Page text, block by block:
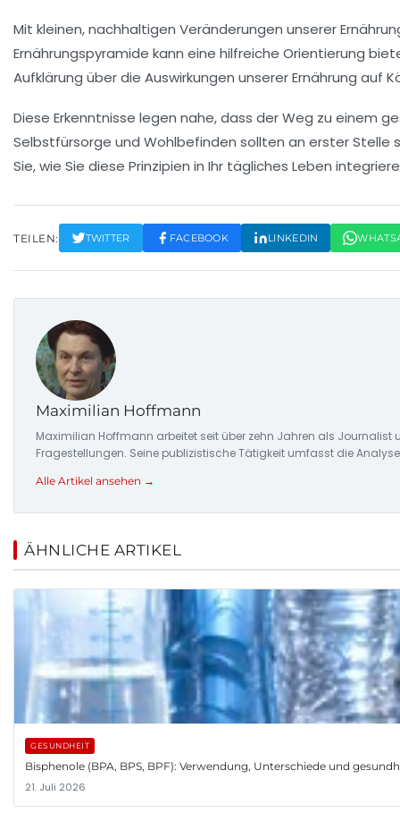
Mit kleinen, nachhaltigen Veränderungen unserer
Ernährungspyramide kann eine hilfreiche Orientierung
Aufklärung über die Auswirkungen unserer Ernährung auf
Diese Erkenntnisse legen nahe, dass der Weg zu einem
Selbstfürsorge und Wohlbefinden sollten an erster Stelle
Sie, wie Sie diese Prinzipien in Ihr tägliches Leben
TEILEN: TWITTER FACEBOOK LINKEDIN
Maximilian Hoffmann
Maximilian Hoffmann arbeitet seit über zehn Jahren als
Fragestellungen. Seine publizistische Tätigkeit umfasst die
Alle Artikel ansehen →
ÄHNLICHE ARTIKEL
GESUNDHEIT
Bisphenole (BPA, BPS, BPF): Verwendung, Unterschiede und
21. Juli 2026